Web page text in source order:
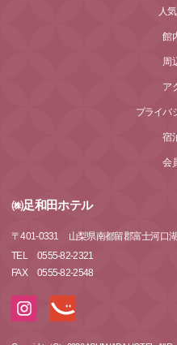
人
館
周
ア
プライバ
宿
会
㈱足和田ホテル
〒401-0331
山梨県南都留郡富士河口
TEL
0555-82-2321
FAX
0555-82-2548